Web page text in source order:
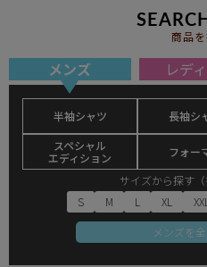
商品
メンズ レデ
半袖シャツ 長袖シ
スペシャル
エディション
フォー
サイズから探す（
S
M L XL XXL
メンズを